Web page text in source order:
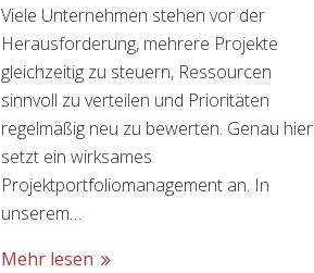
Viele Unternehmen stehen vor der
Herausforderung, mehrere Projekte
gleichzeitig zu steuern, Ressourcen
sinnvoll zu verteilen und Prioritäten
regelmäßig neu zu bewerten. Genau hier
setzt ein wirksames
Projektportfoliomanagement an. In
unserem…
Mehr lesen